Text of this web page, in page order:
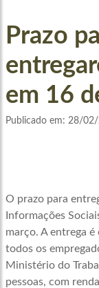
Prazo
em 16
Publicado em: 28/02/
O prazo para
Informações
março. A entrega
todos os
Ministério do
pessoas, com